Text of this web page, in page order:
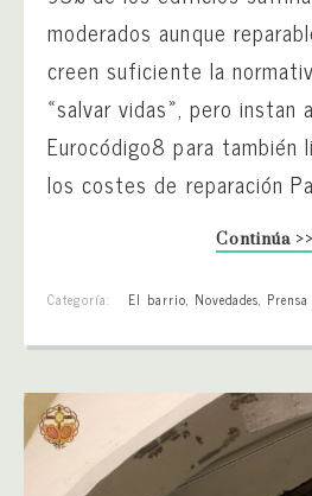
moderados aunque
creen suficiente la
«salvar vidas», pero instan
Eurocódigo8 para también
los costes de reparación
Continúa >>
Categoría: El barrio, Novedades, Prensa